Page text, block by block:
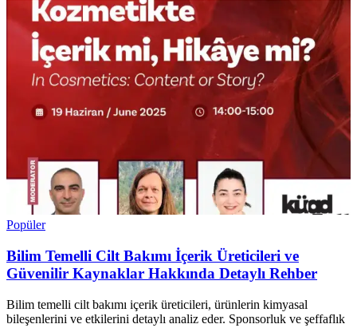
Popüler
Bilim Temelli Cilt Bakımı İçerik Üreticileri ve
Güvenilir Kaynaklar Hakkında Detaylı Rehber
Bilim temelli cilt bakımı içerik üreticileri, ürünlerin kimyasal
bileşenlerini ve etkilerini detaylı analiz eder. Sponsorluk ve şeffaflık